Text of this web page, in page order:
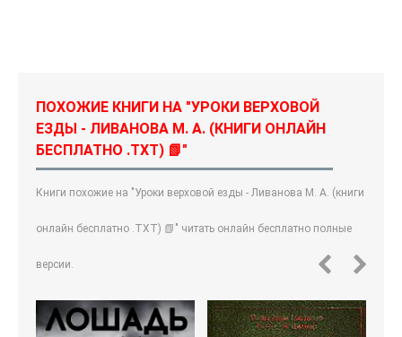
ПОХОЖИЕ КНИГИ НА "УРОКИ ВЕРХОВОЙ
ЕЗДЫ - ЛИВАНОВА М. А. (КНИГИ ОНЛАЙН
БЕСПЛАТНО .TXT) 📗"
Книги похожие на "Уроки верховой езды - Ливанова М. А. (книги
онлайн бесплатно .TXT) 📗" читать онлайн бесплатно полные
версии.